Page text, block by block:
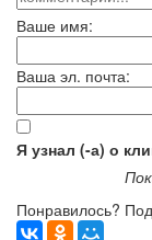
Ваше имя:
Ваша эл. почта:
Я узнал (-а) о
Понравилось?